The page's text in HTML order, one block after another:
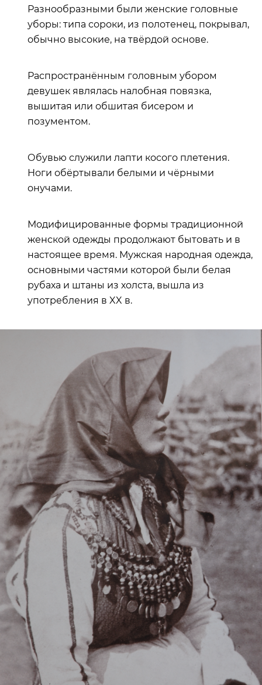
Разнообразными были женские головные
уборы: типа сороки, из полотенец, покрывал,
обычно высокие, на твёрдой основе.
Распространённым головным убором
девушек являлась налобная повязка,
вышитая или обшитая бисером и
позументом.
Обувью служили лапти косого плетения.
Ноги обёртывали белыми и чёрными
онучами.
Модифицированные формы традиционной
женской одежды продолжают бытовать и в
настоящее время. Мужская народная одежда,
основными частями которой были белая
рубаха и штаны из холста, вышла из
употребления в XX в.